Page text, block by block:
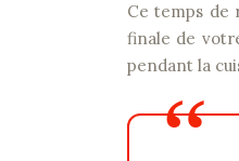
Ce temps de
finale de
pendant la